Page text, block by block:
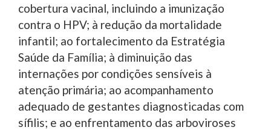
cobertura vacinal, incluindo a imunização
contra o HPV; à redução da mortalidade
infantil; ao fortalecimento da Estratégia
Saúde da Família; à diminuição das
internações por condições sensíveis à
atenção primária; ao acompanhamento
adequado de gestantes diagnosticadas com
sífilis; e ao enfrentamento das arboviroses